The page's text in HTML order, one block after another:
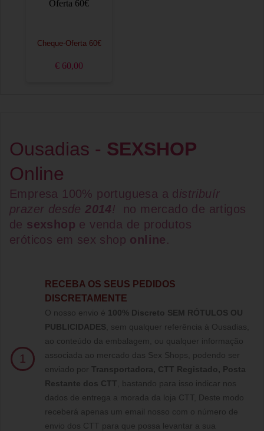
Cheque-Oferta 60€
€ 60,00
Ousadias - SEXSHOP
Online
Empresa 100% portuguesa a d istribuír
prazer desde2014!
no mercado de artigos
de sexshop e venda de produtos
eróticos em sex shop online.
1
RECEBA OS SEUS PEDIDOS
DISCRETAMENTE
O nosso envio é 100% Discreto SEM RÓTULOS OU
PUBLICIDADES , sem qualquer referência à Ousadias,
ao conteúdo da embalagem, ou qualquer informação
associada ao mercado das Sex Shops, podendo ser
enviado por Transportadora, CTT Registado, Posta
Restante dos CTT , bastando para isso indicar nos
dados de entrega a morada da loja CTT, Deste modo
receberá apenas um email nosso com o número de
envio dos CTT para que possa levantar a sua